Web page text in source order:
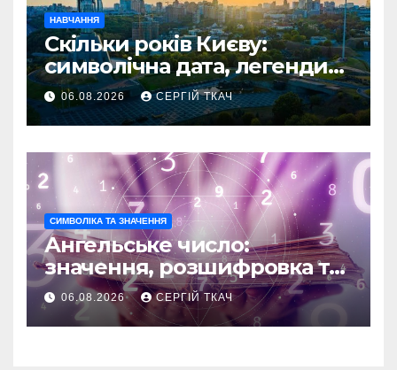
НАВЧАННЯ
Скільки років Києву:
символічна дата, легенди
та те, що кажуть історики
06.08.2026 СЕРГІЙ ТКАЧ
СИМВОЛІКА ТА ЗНАЧЕННЯ
Ангельське число:
значення, розшифровка та
послання
06.08.2026 СЕРГІЙ ТКАЧ